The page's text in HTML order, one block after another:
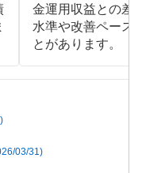
金運用収益との差
水準や改善ペース
とがあります。
03/31)